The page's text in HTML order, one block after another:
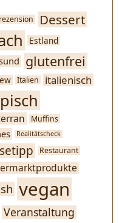
Dessert
Estland
glutenfrei
Italien italienisch
Muffins
Realitätscheck
Restaurant
vegan
Veranstaltung